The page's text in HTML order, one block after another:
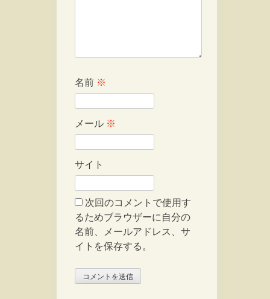
名前 ※
メール ※
サイト
次回のコメントで使用す
るためブラウザーに自分の
名前、メールアドレス、サ
イトを保存する。